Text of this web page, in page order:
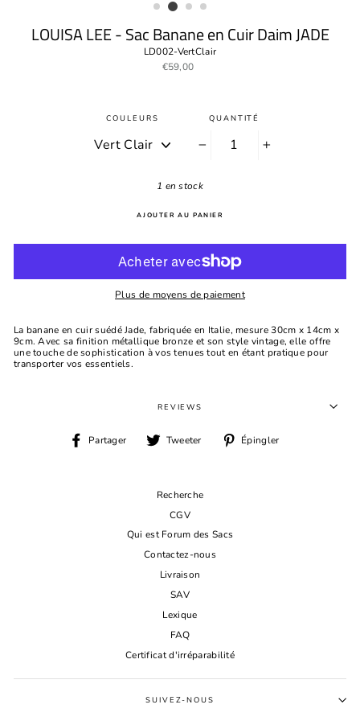
LOUISA LEE - Sac Banane en Cuir Daim JADE
LD002-VertClair
Prix
€59,00
COULEURS QUANTITÉ
+
1 en stock
AJOUTER AU PANIER
Plus de moyens de paiement
La banane en cuir suédé Jade, fabriquée en Italie, mesure 30cm x 14cm x
9cm. Avec sa finition métallique bronze et son style vintage, elle offre
une touche de sophistication à vos tenues tout en étant pratique pour
transporter vos essentiels.
REVIEWS
Partager
PartagerTweeter
TweeterÉpingler
Recherche
CGV
Qui est Forum des Sacs
Contactez-nous
Livraison
SAV
Lexique
FAQ
Certificat d'irréparabilité
SUIVEZ-NOUS